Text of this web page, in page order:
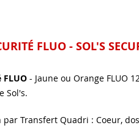
FLUO - SOL'S
- Jaune ou Orange FLUO
Sol's.
par Transfert Quadri : Coeur,